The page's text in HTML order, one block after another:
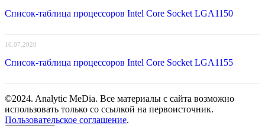
Список-таблица процессоров Intel Core Socket LGA1150
10.07.2020
Список-таблица процессоров Intel Core Socket LGA1155
©2024. Analytic MeDia. Все материалы с сайта возможно
использовать только со ссылкой на первоисточник.
Пользовательское соглашение.